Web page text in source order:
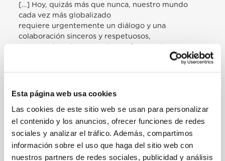
Esta página web usa cookies
Las cookies de este sitio web se usan para personalizar
el contenido y los anuncios, ofrecer funciones de redes
sociales y analizar el tráfico. Además, compartimos
información sobre el uso que haga del sitio web con
nuestros partners de redes sociales, publicidad y análisis
[…] Hoy, quizás más que nunca, nuestro mundo
cada vez más globalizado
requiere urgentemente un diálogo y una
colaboración sinceros y respetuosos,
mi reciente encíclica, Fratelli tutti expresaba el
deseo de que «en esta época que
nos toca vivir, reconociendo la dignidad de cada
persona humana, podamos
hacer renacer entre todos un deseo mundial de
hermandad» (n. 8). La presencia